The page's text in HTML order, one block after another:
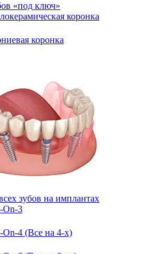
«под ключ»
коронка
коронка
зубов на имплантах
On-3
4 (Все на 4-х)